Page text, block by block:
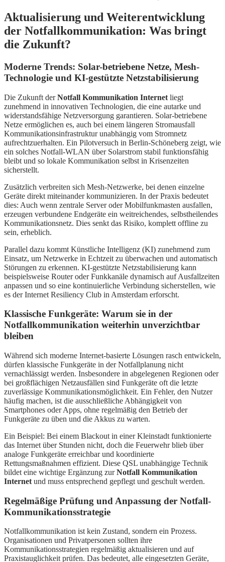
Aktualisierung und Weiterentwicklung
der Notfallkommunikation: Was bringt
die Zukunft?
Moderne Trends: Solar-betriebene Netze, Mesh-
Technologie und KI-gestützte Netzstabilisierung
Die Zukunft derNotfall Kommunikation Internet liegt
zunehmend in innovativen Technologien, die eine autarke und
widerstandsfähige Netzversorgung garantieren. Solar-betriebene
Netze ermöglichen es, auch bei einem längeren Stromausfall
Kommunikationsinfrastruktur unabhängig vom Stromnetz
aufrechtzuerhalten. Ein Pilotversuch in Berlin-Schöneberg zeigt, wie
ein solches Notfall-WLAN über Solarstrom stabil funktionsfähig
bleibt und so lokale Kommunikation selbst in Krisenzeiten
sicherstellt.
Zusätzlich verbreiten sich Mesh-Netzwerke, bei denen einzelne
Geräte direkt miteinander kommunizieren. In der Praxis bedeutet
dies: Auch wenn zentrale Server oder Mobilfunkmasten ausfallen,
erzeugen verbundene Endgeräte ein weitreichendes, selbstheilendes
Kommunikationsnetz. Dies senkt das Risiko, komplett offline zu
sein, erheblich.
Parallel dazu kommt Künstliche Intelligenz (KI) zunehmend zum
Einsatz, um Netzwerke in Echtzeit zu überwachen und automatisch
Störungen zu erkennen. KI-gestützte Netzstabilisierung kann
beispielsweise Router oder Funkkanäle dynamisch auf Ausfallzeiten
anpassen und so eine kontinuierliche Verbindung sicherstellen, wie
es der Internet Resiliency Club in Amsterdam erforscht.
Klassische Funkgeräte: Warum sie in der
Notfallkommunikation weiterhin unverzichtbar
bleiben
Während sich moderne Internet-basierte Lösungen rasch entwickeln,
dürfen klassische Funkgeräte in der Notfallplanung nicht
vernachlässigt werden. Insbesondere in abgelegenen Regionen oder
bei großflächigen Netzausfällen sind Funkgeräte oft die letzte
zuverlässige Kommunikationsmöglichkeit. Ein Fehler, den Nutzer
häufig machen, ist die ausschließliche Abhängigkeit von
Smartphones oder Apps, ohne regelmäßig den Betrieb der
Funkgeräte zu üben und die Akkus zu warten.
Ein Beispiel: Bei einem Blackout in einer Kleinstadt funktionierte
das Internet über Stunden nicht, doch die Feuerwehr blieb über
analoge Funkgeräte erreichbar und koordinierte
Rettungsmaßnahmen effizient. Diese QSL unabhängige Technik
bildet eine wichtige Ergänzung zurNotfall Kommunikation
Internet und muss entsprechend gepflegt und geschult werden.
Regelmäßige Prüfung und Anpassung der Notfall-
Kommunikationsstrategie
Notfallkommunikation ist kein Zustand, sondern ein Prozess.
Organisationen und Privatpersonen sollten ihre
Kommunikationsstrategien regelmäßig aktualisieren und auf
Praxistauglichkeit prüfen. Das bedeutet, alle eingesetzten Geräte,